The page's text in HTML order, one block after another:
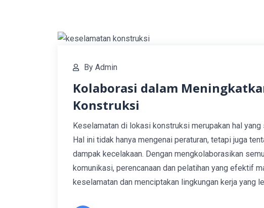
By Admin
Kolaborasi dalam
Konstruksi
Keselamatan di lokasi konstruksi merupakan hal
Hal ini tidak hanya mengenai peraturan, tetapi juga
dampak kecelakaan. Dengan mengkolaborasikan
komunikasi, perencanaan dan pelatihan yang efektif
keselamatan dan menciptakan lingkungan kerja yang